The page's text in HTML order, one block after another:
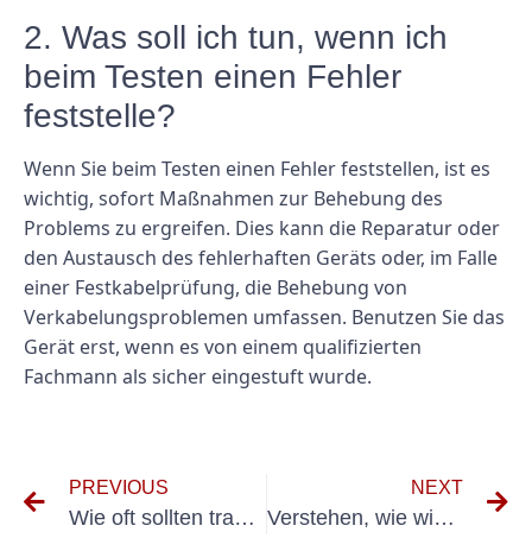
2. Was soll ich tun, wenn ich
beim Testen einen Fehler
feststelle?
Wenn Sie beim Testen einen Fehler feststellen, ist es
wichtig, sofort Maßnahmen zur Behebung des
Problems zu ergreifen. Dies kann die Reparatur oder
den Austausch des fehlerhaften Geräts oder, im Falle
einer Festkabelprüfung, die Behebung von
Verkabelungsproblemen umfassen. Benutzen Sie das
Gerät erst, wenn es von einem qualifizierten
Fachmann als sicher eingestuft wurde.
PREVIOUS
Wie oft sollten tragbare Geräte getestet werden? Ein Leitfaden für regelmäßige Inspektionen
NEXT
Verstehen, wie wichtig die Einhaltung der VDE 0100-600-Standards ist